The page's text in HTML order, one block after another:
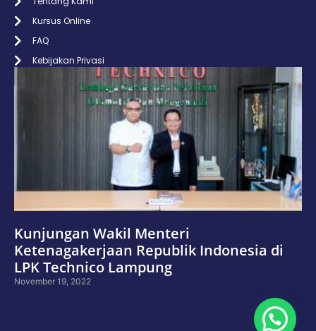
Kursus Online
FAQ
Kebijakan Privasi
Kunjungan Wakil Menteri
Ketenagakerjaan Republik Indonesia di
LPK Technico Lampung
November 19, 2022